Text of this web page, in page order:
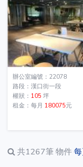
辦公室編號：22078
路段：漢口街一段
權狀： 105 坪
租金：每月 180075元
共1267筆 物件